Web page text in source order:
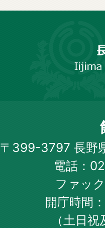
Town
Official
Web
Site
〒399-3797 長野
電話：
ファッ
開庁時間
（土日